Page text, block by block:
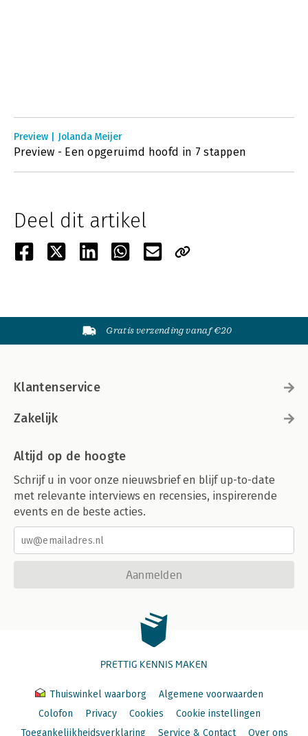
Preview | Jolanda Meijer
Preview - Een opgeruimd hoofd in 7 stappen
Deel dit artikel
Gratis verzending vanaf €20
Klantenservice
Zakelijk
Altijd op de hoogte
Schrijf u in voor onze nieuwsbrief en blijf up-to-date
met relevante interviews en recensies, inspirerende
events en de beste acties.
Aanmelden
PRETTIG KENNIS MAKEN
Thuiswinkel waarborg
Algemene voorwaarden
Colofon
Privacy Cookies
Cookie instellingen
Toegankelijkheidsverklaring
Service & Contact Over ons